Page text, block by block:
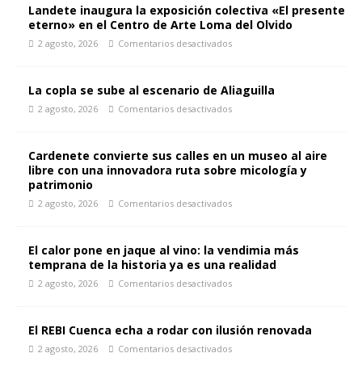
Landete inaugura la exposición colectiva «El presente
eterno» en el Centro de Arte Loma del Olvido
2 agosto, 2026 Comentarios desactivados
La copla se sube al escenario de Aliaguilla
2 agosto, 2026 Comentarios desactivados
Cardenete convierte sus calles en un museo al aire
libre con una innovadora ruta sobre micología y
patrimonio
2 agosto, 2026 Comentarios desactivados
El calor pone en jaque al vino: la vendimia más
temprana de la historia ya es una realidad
2 agosto, 2026 Comentarios desactivados
El REBI Cuenca echa a rodar con ilusión renovada
2 agosto, 2026 Comentarios desactivados